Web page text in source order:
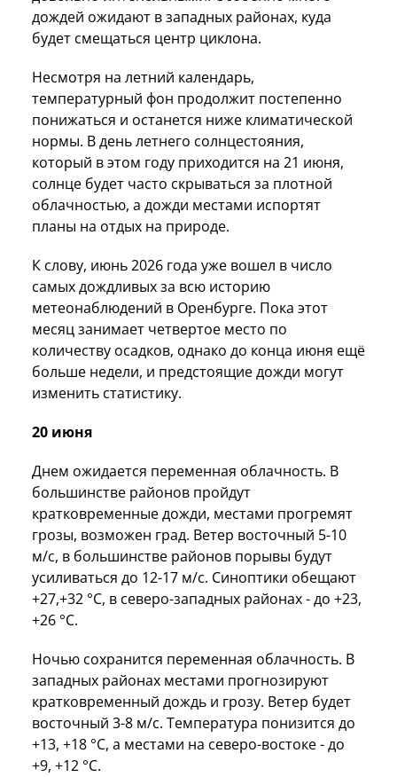
дождей ожидают в западных районах, куда
будет смещаться центр циклона.
Несмотря на летний календарь,
температурный фон продолжит постепенно
понижаться и останется ниже климатической
нормы. В день летнего солнцестояния,
который в этом году приходится на 21 июня,
солнце будет часто скрываться за плотной
облачностью, а дожди местами испортят
планы на отдых на природе.
К слову, июнь 2026 года уже вошел в число
самых дождливых за всю историю
метеонаблюдений в Оренбурге. Пока этот
месяц занимает четвертое место по
количеству осадков, однако до конца июня ещё
больше недели, и предстоящие дожди могут
изменить статистику.
20 июня
Днем ожидается переменная облачность. В
большинстве районов пройдут
кратковременные дожди, местами прогремят
грозы, возможен град. Ветер восточный 5-10
м/с, в большинстве районов порывы будут
усиливаться до 12-17 м/с. Синоптики обещают
+27,+32 °C, в северо-западных районах - до +23,
+26 °C.
Ночью сохранится переменная облачность. В
западных районах местами прогнозируют
кратковременный дождь и грозу. Ветер будет
восточный 3-8 м/с. Температура понизится до
+13, +18 °C, а местами на северо-востоке - до
+9, +12 °C.